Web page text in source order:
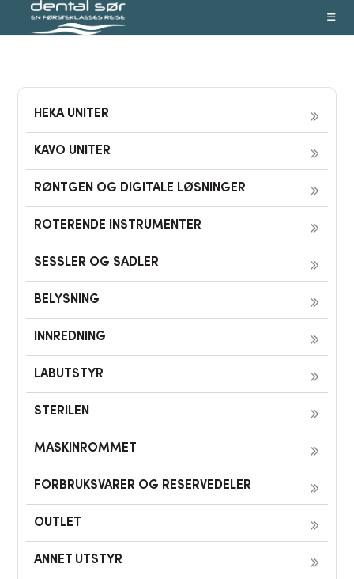
HEKA UNITER
KAVO UNITER
RØNTGEN OG DIGITALE LØSNINGER
ROTERENDE INSTRUMENTER
SESSLER OG SADLER
BELYSNING
INNREDNING
LABUTSTYR
STERILEN
MASKINROMMET
FORBRUKSVARER OG RESERVEDELER
OUTLET
ANNET UTSTYR